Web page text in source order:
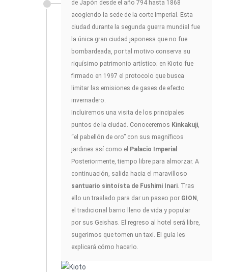
de Japón desde el año 794 hasta 1868
acogiendo la sede de la corte Imperial. Esta
ciudad durante la segunda guerra mundial fue
la única gran ciudad japonesa que no fue
bombardeada, por tal motivo conserva su
riquísimo patrimonio artístico; en Kioto fue
firmado en 1997 el protocolo que busca
limitar las emisiones de gases de efecto
invernadero.
Incluiremos una visita de los principales
puntos de la ciudad. Conoceremos Kinkakuji
“el pabellón de oro” con sus magníficos
jardines así como el Palacio Imperial
Posteriormente, tiempo libre para almorzar. A
continuación, salida hacia el maravilloso
santuario sintoísta de Fushimi Inari . Tras
ello un traslado para dar un paseo por GION
el tradicional barrio lleno de vida y popular
por sus Geishas. El regreso al hotel será libre,
sugerimos que tomen un taxi. El guía les
explicará cómo hacerlo.